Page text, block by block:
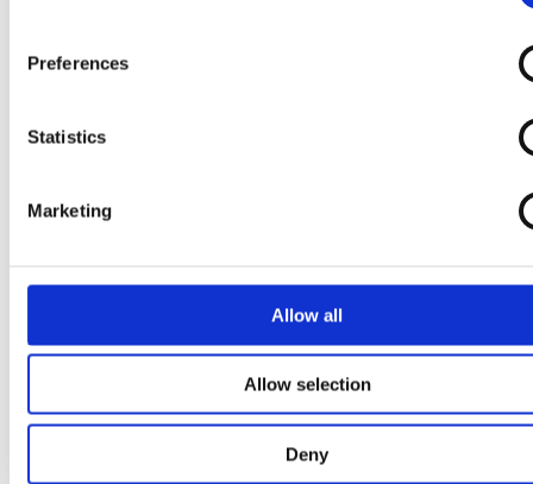
Preferences
Statistics
Marketing
Allow all
Allow selection
Deny